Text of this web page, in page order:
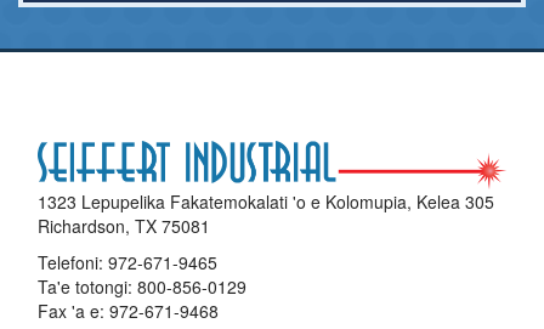
1323 Lepupelika Fakatemokalati 'o e Kolomupia, Kelea 305
Richardson, TX 75081
Telefoni: 972-671-9465
Ta'e totongi: 800-856-0129
Fax 'a e: 972-671-9468